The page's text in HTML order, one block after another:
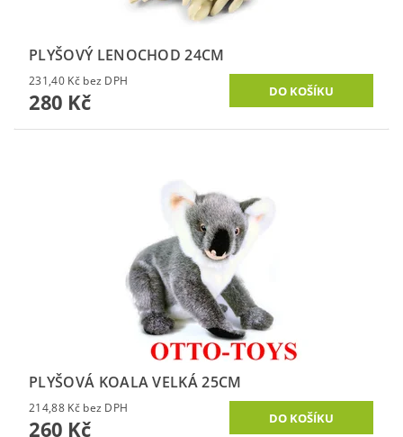
PLYŠOVÝ LENOCHOD 24CM
231,40 Kč bez DPH
280 Kč
PLYŠOVÁ KOALA VELKÁ 25CM
214,88 Kč bez DPH
260 Kč